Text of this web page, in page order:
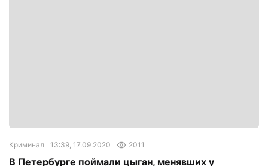
Криминал 13:39, 17.09.2020 2011
В Петербурге поймали цыган, менявших у